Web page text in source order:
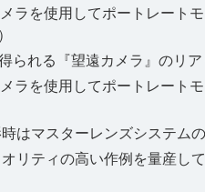
ラを使用してポートレート
られる『望遠カメラ』のリア
ラを使用してポートレート
はマスターレンズシステム
リティの高い作例を量産し